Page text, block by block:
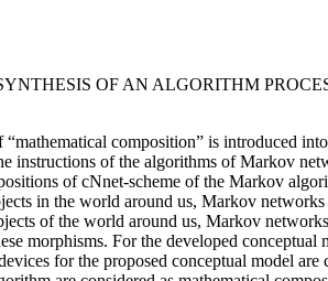
OF AN ALGORITHM
“mathematical composition” is introduced
instructions of the algorithms of Markov
of сNnet-scheme of the Markov
in the world around us, Markov
of the world around us, Markov
morphisms. For the developed
for the proposed conceptual model